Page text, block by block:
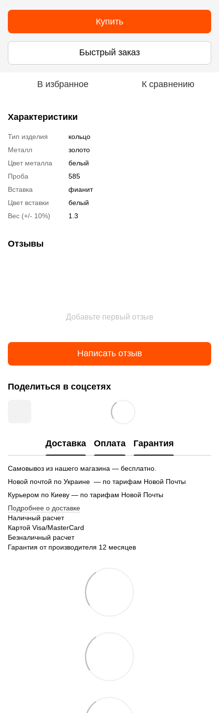
Купить
Быстрый заказ
В избранное К сравнению
Характеристики
Тип изделия
кольцо
Металл
золото
Цвет металла
белый
Проба
585
Вставка
фианит
Цвет вставки
белый
Вес (+/- 10%)
1.3
Отзывы
Добавьте первый отзыв
Написать отзыв
Поделиться в соцсетях
Доставка Оплата Гарантия
Самовывоз из нашего магазина — бесплатно.
Новой почтой по Украине — по тарифам Новой Почты
Курьером по Киеву — по тарифам Новой Почты
Подробнее о доставке
Наличный расчет
Картой Visa/MasterCard
Безналичный расчет
Гарантия от производителя 12 месяцев